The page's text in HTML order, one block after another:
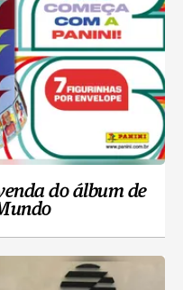
do álbum de